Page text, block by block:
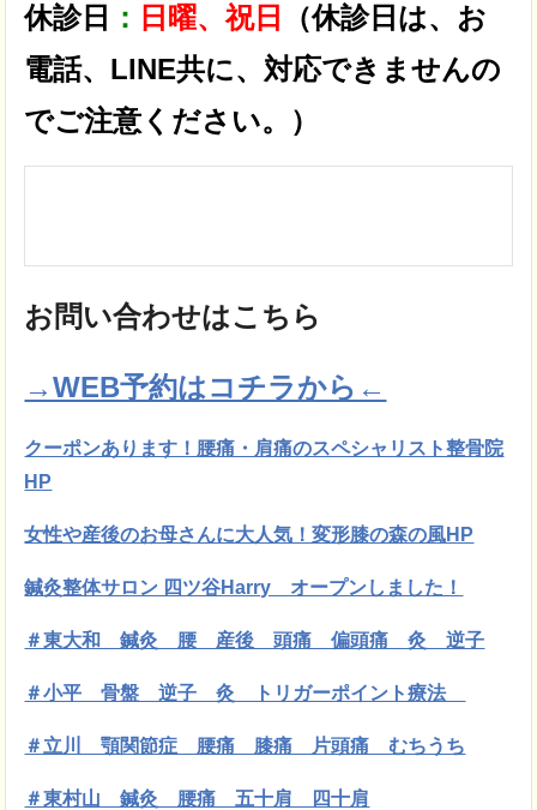
休診日 ： 日曜、祝日
（休診日は、お
電話、LINE共に、対応できませんの
でご注意ください。）
お問い合わせはこちら
→WEB予約はコチラから←
クーポンあります！腰痛・肩痛のスペシャリスト整骨院
HP
女性や産後のお母さんに大人気！変形膝の森の風HP
鍼灸整体サロン 四ツ谷Harry オープンしました！
＃東大和 鍼灸 腰 産後 頭痛 偏頭痛 灸 逆子
＃小平 骨盤 逆子 灸 トリガーポイント療法
＃立川 顎関節症 腰痛 膝痛 片頭痛 むちうち
＃東村山 鍼灸 腰痛 五十肩 四十肩